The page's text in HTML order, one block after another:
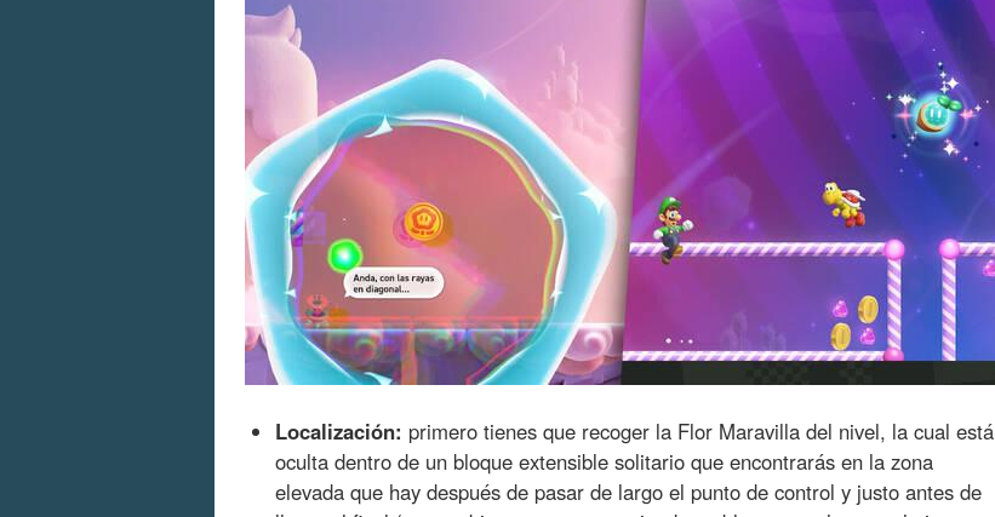
Localización: primero tienes que recoger la Flor Maravilla del nivel, la cual está
oculta dentro de un bloque extensible solitario que encontrarás en la zona
elevada que hay después de pasar de largo el punto de control y justo antes de